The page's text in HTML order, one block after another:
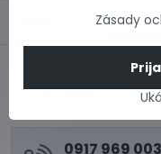
Predchádzajúci
produkt
0917 969 003
Zásady